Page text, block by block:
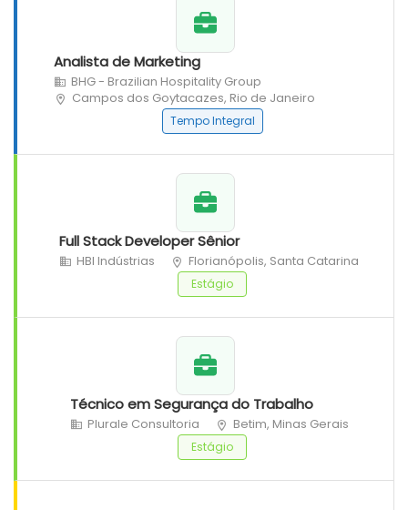
Analista de Marketing
BHG - Brazilian Hospitality Group
Campos dos Goytacazes, Rio de Janeiro
Tempo Integral
Full Stack Developer Sênior
HBI Indústrias Florianópolis, Santa Catarina
Estágio
Técnico em Segurança do Trabalho
Plurale Consultoria Betim, Minas Gerais
Estágio